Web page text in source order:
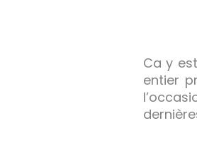
Ca y
entier